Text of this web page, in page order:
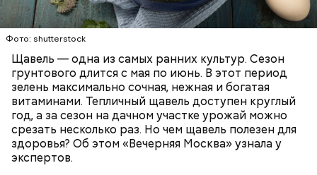
Фото: shutterstock
Щавель — одна из самых ранних культур. Сезон
грунтового длится с мая по июнь. В этот период
зелень максимально сочная, нежная и богатая
витаминами. Тепличный щавель доступен круглый
год, а за сезон на дачном участке урожай можно
срезать несколько раз. Но чем щавель полезен для
здоровья? Об этом «Вечерняя Москва» узнала у
экспертов.
Опасность же щавеля состоит в том, что он
содержит большое количество щавелевой кислоты,
которая может способствовать образованию
ЗДОРОВЬЕ ВРАЧИ
РАСТЕНИЯ
ПРОДУКТЫ